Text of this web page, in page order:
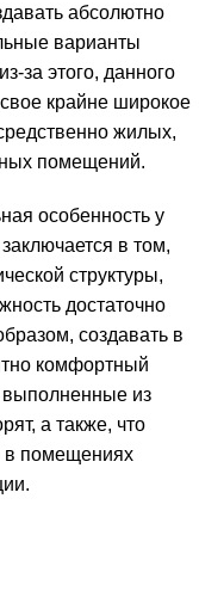
абсолютно
варианты
за этого, данного
крайне широкое
жилых,
помещений.
особенность у
в том,
структуры,
достаточно
создавать в
комфортный
выполненные из
а также, что
в помещениях